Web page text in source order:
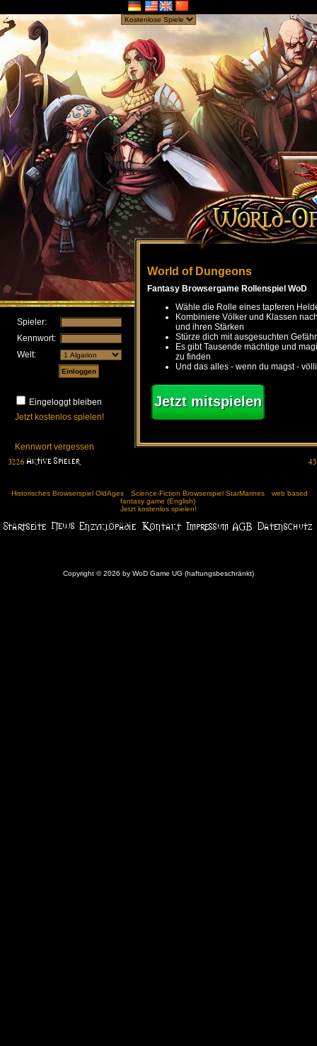
Spieler:
Kennwort:
Welt:
Eingeloggt bleiben
Jetzt kostenlos spielen!
Kennwort vergessen
World of Dungeons
Fantasy Browsergame Rollenspiel WoD
Wähle die Rolle eines tapferen
Kombiniere Völker und Klassen
und ihren Stärken
Stürze dich mit ausgesuchten
Es gibt Tausende mächtige und
zu finden
Und das alles - wenn du magst -
Jetzt mitspielen
Historisches Browserspiel OldAges Science-Fiction Browserspiel StarMarines
web based
fantasy game (English)
Jetzt kostenlos spielen!
Copyright © 2026 by WoD Game UG (haftungsbeschränkt)